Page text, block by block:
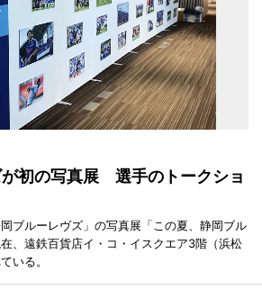
初の写真展 選手のトークショ
ブルーレヴズ」の写真展「この夏、静岡ブル
、遠鉄百貨店イ・コ・イスクエア3階（浜松
いる。